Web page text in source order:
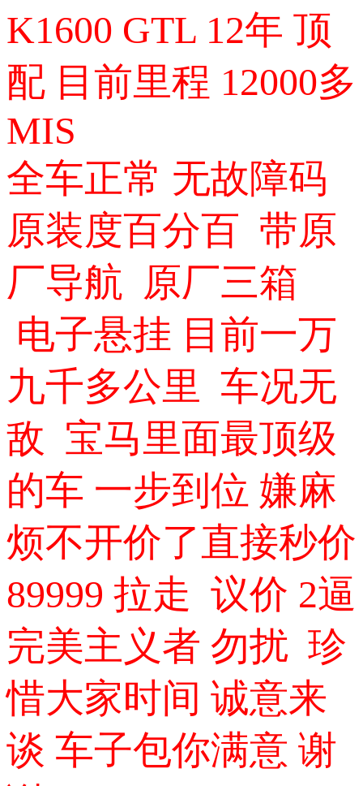
K1600 GTL 12年 顶
配 目前里程 12000多
MIS
全车正常 无故障码
原装度百分百 带原
厂导航 原厂三箱
电子悬挂 目前一万
九千多公里 车况无
敌 宝马里面最顶级
的车 一步到位 嫌麻
烦不开价了直接秒价
89999 拉走 议价 2逼
完美主义者 勿扰 珍
惜大家时间 诚意来
谈 车子包你满意 谢